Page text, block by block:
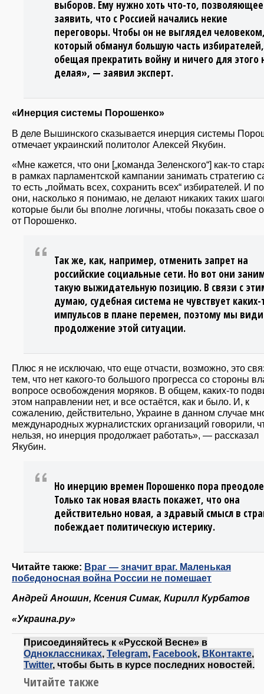
выборов. Ему нужно хоть что-то, позволяющее
заявить, что с Россией начались некие
переговоры. Чтобы он не выглядел
который обманул большую часть избирателей,
обещая прекратить войну и ничего для этого
делая», — заявил эксперт.
«Инерция системы Порошенко»
В деле Вышинского сказывается инерция системы
отмечает украинский политолог Алексей Якубин.
«Мне кажется, что они [„команда Зеленского“] как-то
в рамках парламентской кампании занимать стратегию
то есть „поймать всех, сохранить всех“ избирателей. И
они, насколько я понимаю, не делают никаких таких
которые были бы вполне логичны, чтобы показать свое
от Порошенко.
Так же, как, например, отменить запрет на
российские социальные сети. Но вот они
такую выжидательную позицию. В связи с
думаю, судебная система не чувствует каких-
импульсов в плане перемен, поэтому мы
продолжение этой ситуации.
Плюс я не исключаю, что еще отчасти, возможно, это
тем, что нет какого-то большого прогресса со стороны
вопросе освобождения моряков. В общем, каких-то
этом направлении нет, и все остаётся, как и было. И, к
сожалению, действительно, Украине в данном случае
международных журналистских организаций говорили,
нельзя, но инерция продолжает работать», — рассказал
Якубин.
Но инерцию времен Порошенко пора
Только так новая власть покажет, что она
действительно новая, а здравый смысл в
побеждает политическую истерику.
Читайте также: Враг — значит враг. Маленькая
победоносная война России не помешает
Андрей Аношин, Ксения Симак, Кирилл Курбатов
«Украина.ру»
Присоединяйтесь к «Русской Весне» в
Одноклассниках, Telegram, Facebook, ВКонтакте,
Twitter, чтобы быть в курсе последних новостей.
Читайте также